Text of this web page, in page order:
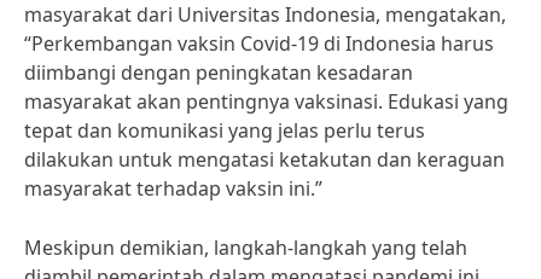
masyarakat dari Universitas Indonesia, mengatakan,
“Perkembangan vaksin Covid-19 di Indonesia harus
diimbangi dengan peningkatan kesadaran
masyarakat akan pentingnya vaksinasi. Edukasi yang
tepat dan komunikasi yang jelas perlu terus
dilakukan untuk mengatasi ketakutan dan keraguan
masyarakat terhadap vaksin ini.”
Meskipun demikian, langkah-langkah yang telah